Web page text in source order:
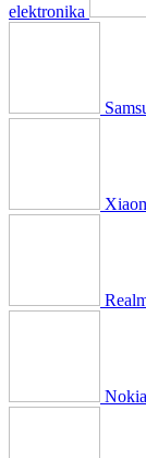
elektronika
Nokia